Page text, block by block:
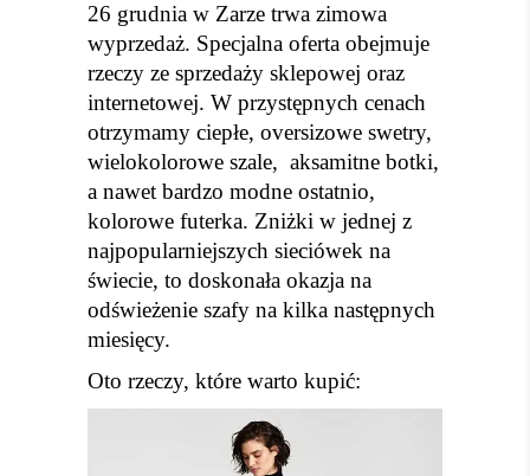
26 grudnia w Zarze trwa zimowa
wyprzedaż. Specjalna oferta obejmuje
rzeczy ze sprzedaży sklepowej oraz
internetowej. W przystępnych cenach
otrzymamy ciepłe, oversizowe swetry,
wielokolorowe szale, aksamitne botki,
a nawet bardzo modne ostatnio,
kolorowe futerka. Zniżki w jednej z
najpopularniejszych sieciówek na
świecie, to doskonała okazja na
odświeżenie szafy na kilka następnych
miesięcy.
Oto rzeczy, które warto kupić: